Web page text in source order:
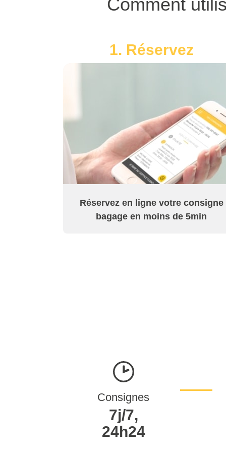
Comment
1. Réservez
Réservez en ligne votre consigne
bagage en moins de 5min
Consignes
7j/7,
24h24